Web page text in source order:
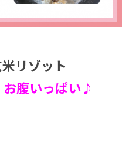
リゾット
腹いっぱい♪